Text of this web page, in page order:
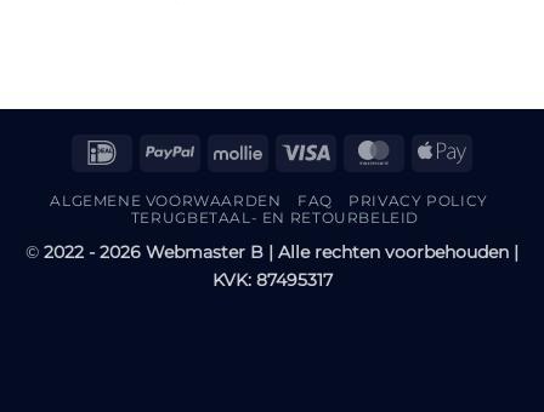
IDeal PayPal Mollie Visa MasterCardApple
ALGEMENE VOORWAARDEN FAQ
PRIVACY POLICY
TERUGBETAAL- EN RETOURBELEID
© 2022 - 2026 Webmaster B | Alle rechten voorbehouden |
KVK: 87495317